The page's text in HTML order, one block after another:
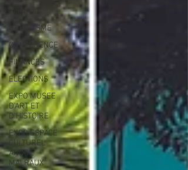
URBANISME
CONFERENCE
FINANCES
ELECTIONS
EXPO MUSEE
D'ART ET
D'HISTOIRE
EXPO ESPACE
CULTUREL
ANDRE
MALRAUX